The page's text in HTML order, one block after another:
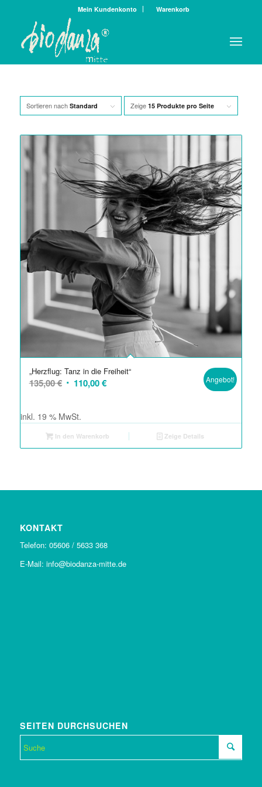
Mein Kundenkonto Warenkorb
Sortieren nach Standard Zeige 15 Produkte pro Seite
„Herzflug: Tanz in die Freiheit“
135,00€ Ursprünglicher
war:
135,00 €
110,00€Aktueller
110,00 €.
Angebot!
inkl. 19 % MwSt.
In den Warenkorb Zeige Details
KONTAKT
Telefon: 05606 / 5633 368
E-Mail: info@biodanza-mitte.de
SEITEN DURCHSUCHEN